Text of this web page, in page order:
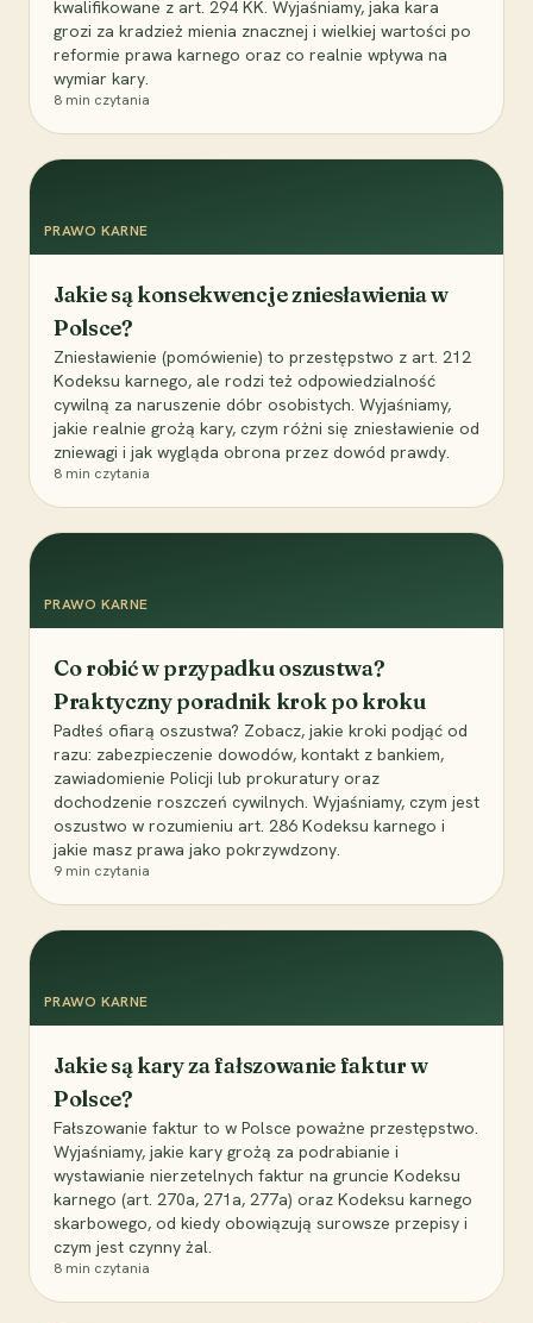
kwalifikowane z art. 294 KK. Wyjaśniamy, jaka kara
grozi za kradzież mienia znacznej i wielkiej wartości po
reformie prawa karnego oraz co realnie wpływa na
wymiar kary.
8 min czytania
PRAWO KARNE
Jakie są konsekwencje zniesławienia w
Polsce?
Zniesławienie (pomówienie) to przestępstwo z art. 212
Kodeksu karnego, ale rodzi też odpowiedzialność
cywilną za naruszenie dóbr osobistych. Wyjaśniamy,
jakie realnie grożą kary, czym różni się zniesławienie od
zniewagi i jak wygląda obrona przez dowód prawdy.
8 min czytania
PRAWO KARNE
Co robić w przypadku oszustwa?
Praktyczny poradnik krok po kroku
Padłeś ofiarą oszustwa? Zobacz, jakie kroki podjąć od
razu: zabezpieczenie dowodów, kontakt z bankiem,
zawiadomienie Policji lub prokuratury oraz
dochodzenie roszczeń cywilnych. Wyjaśniamy, czym jest
oszustwo w rozumieniu art. 286 Kodeksu karnego i
jakie masz prawa jako pokrzywdzony.
9 min czytania
PRAWO KARNE
Jakie są kary za fałszowanie faktur w
Polsce?
Fałszowanie faktur to w Polsce poważne przestępstwo.
Wyjaśniamy, jakie kary grożą za podrabianie i
wystawianie nierzetelnych faktur na gruncie Kodeksu
karnego (art. 270a, 271a, 277a) oraz Kodeksu karnego
skarbowego, od kiedy obowiązują surowsze przepisy i
czym jest czynny żal.
8 min czytania